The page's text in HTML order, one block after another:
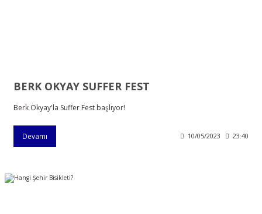
BERK OKYAY SUFFER FEST
Berk Okyay'la Suffer Fest başlıyor!
Devamı 10/05/2023 23:40